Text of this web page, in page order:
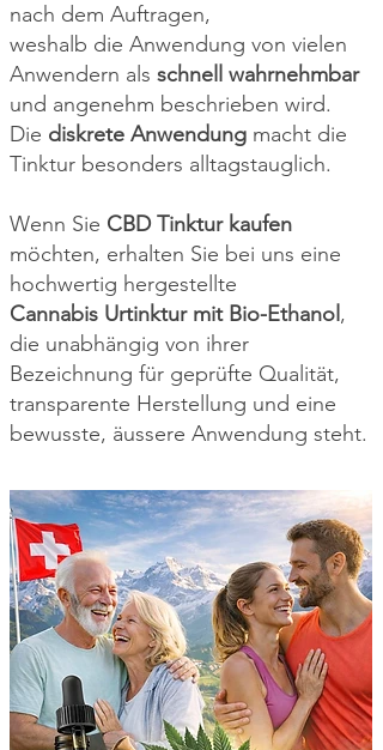
nach dem Auftragen,
weshalb die Anwendung von vielen
Anwendern als schnell wahrnehmbar
und angenehm beschrieben wird.
Die diskrete Anwendung macht die
Tinktur besonders alltagstauglich.
Wenn Sie CBD Tinktur kaufen
möchten, erhalten Sie bei uns eine
hochwertig hergestellte
Cannabis Urtinktur mit Bio-Ethanol ,
die unabhängig von ihrer
Bezeichnung für geprüfte Qualität,
transparente Herstellung und eine
bewusste, äussere Anwendung steht.